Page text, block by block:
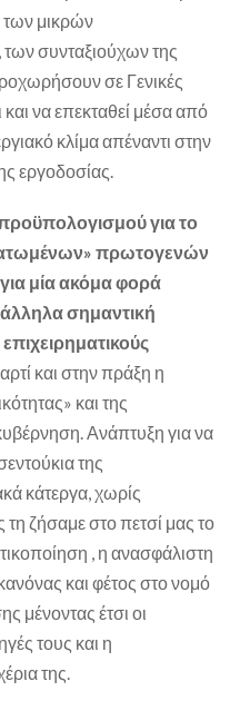
των μικρών
συνταξιούχων της
σε Γενικές
να επεκταθεί μέσα από
κλίμα απέναντι στην
εργοδοσίας.
για το
πρωτογενών
μία ακόμα φορά
σημαντική
και στην πράξη η
και της
Ανάπτυξη για να
της
κάτεργα, χωρίς
ζήσαμε στο πετσί μας το
, η ανασφάλιστη
και φέτος στο νομό
μένοντας έτσι οι
τους και η
της.